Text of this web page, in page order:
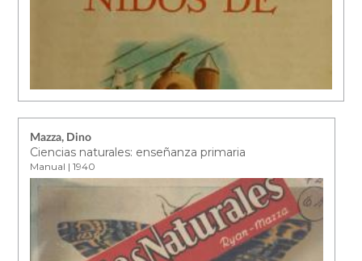
Mazza, Dino
Ciencias naturales: enseñanza primaria
Manual | 1940